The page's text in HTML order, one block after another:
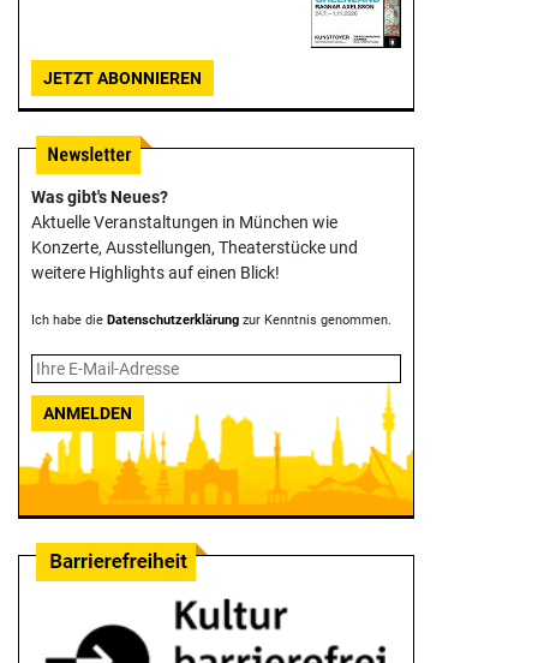
JETZT ABONNIEREN
Was gibt's Neues?
Aktuelle Veranstaltungen in München wie
Konzerte, Ausstellungen, Theater­stücke und
weitere Highlights auf einen Blick!
Ich habe die Datenschutzerklärung zur Kenntnis genommen.
ANMELDEN